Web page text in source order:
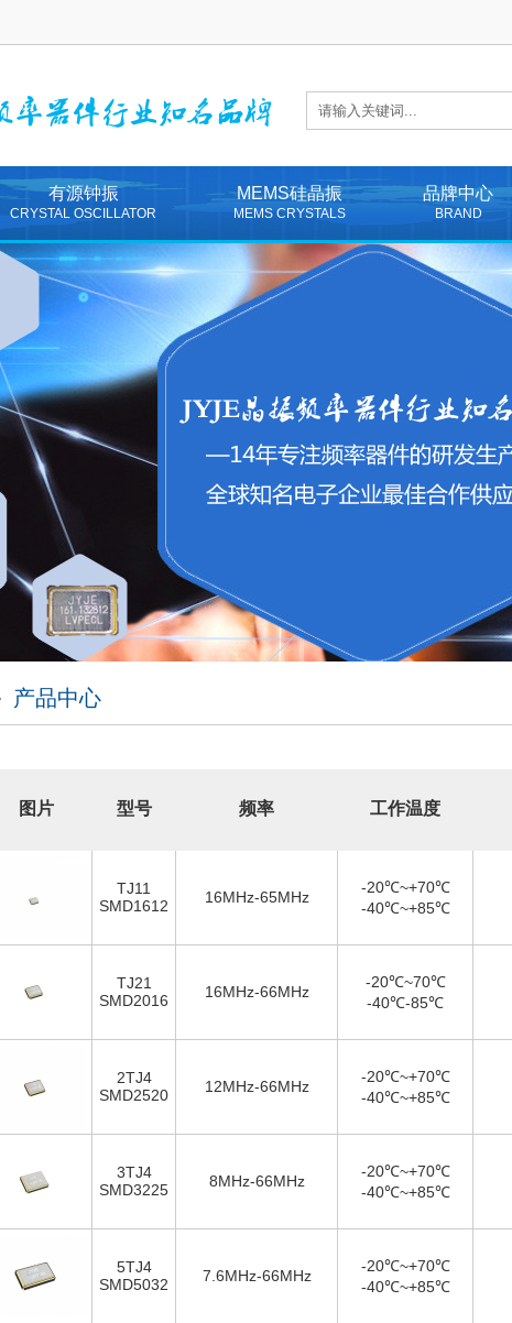
有源钟振
CRYSTAL OSCILLATOR
MEMS硅晶振
MEMS CRYSTALS
品牌中心
BRAND
产品中心
图片 型号 频率 工作温度
TJ11
SMD1612
16MHz-65MHz
-20℃~+70℃
-40℃~+85℃
TJ21
SMD2016
16MHz-66MHz
-20℃~70℃
-40℃-85℃
2TJ4
SMD2520
12MHz-66MHz
-20℃~+70℃
-40℃~+85℃
3TJ4
SMD3225
8MHz-66MHz
-20℃~+70℃
-40℃~+85℃
5TJ4
SMD5032
7.6MHz-66MHz
-20℃~+70℃
-40℃~+85℃